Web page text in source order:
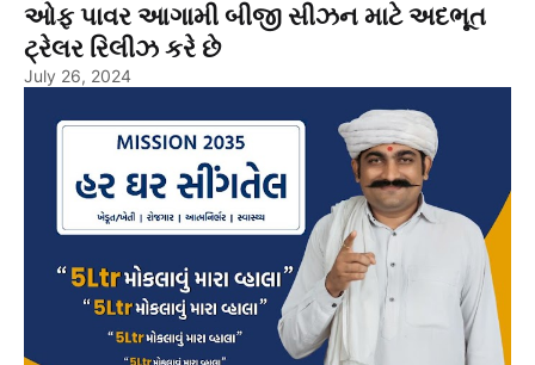
ઓફ પાવર આગામી બીજી સીઝન માટે અદભૂત
ટ્રેલર રિલીઝ કરે છે
July 26, 2024